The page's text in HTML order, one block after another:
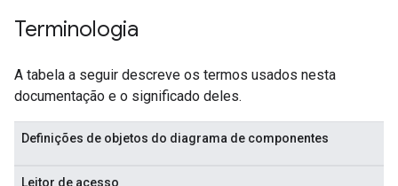
Terminologia
A tabela a seguir descreve os termos usados nesta
documentação e o significado deles.
Definições de objetos do diagrama de componentes
Leitor de acesso